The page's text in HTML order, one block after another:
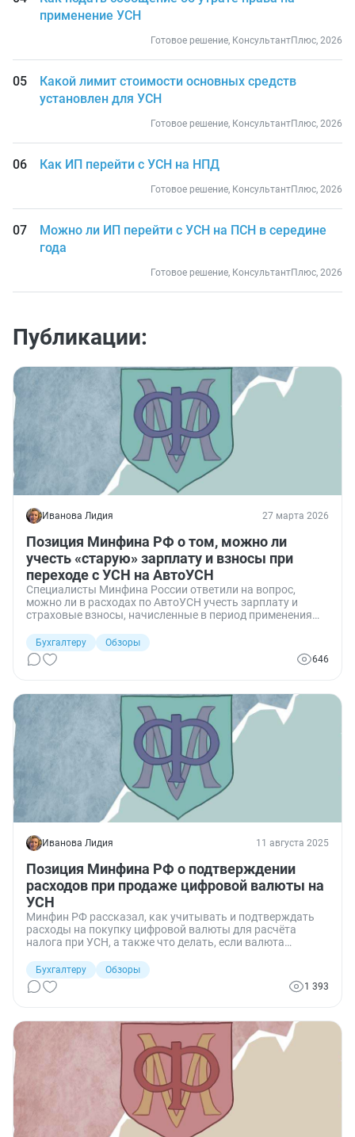
применение УСН
Готовое решение, КонсультантПлюс, 2026
Какой лимит стоимости основных средств
установлен для УСН
Готовое решение, КонсультантПлюс, 2026
Как ИП перейти с УСН на НПД
Готовое решение, КонсультантПлюс, 2026
Можно ли ИП перейти с УСН на ПСН в середине
года
Готовое решение, КонсультантПлюс, 2026
Публикации:
Иванова Лидия 27 марта 2026
Позиция Минфина РФ о том, можно ли
учесть «старую» зарплату и взносы при
переходе с УСН на АвтоУСН
Специалисты Минфина России ответили на вопрос,
можно ли в расходах по АвтоУСН учесть зарплату и
страховые взносы, начисленные в период применения
выплаченные (уплаченные) уже после перехода на
АвтоУСН.
Бухгалтеру
Обзоры
646
Иванова Лидия 11 августа 2025
Позиция Минфина РФ о подтверждении
расходов при продаже цифровой валюты на
УСН
Минфин РФ рассказал, как учитывать и подтверждать
расходы на покупку цифровой валюты для расчёта
налога при УСН, а также что делать, если валюта
Бухгалтеру
Обзоры
1 393